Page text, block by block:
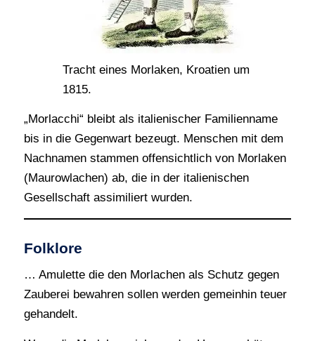
Tracht eines Morlaken, Kroatien um
1815.
„Morlacchi“ bleibt als italienischer Familienname
bis in die Gegenwart bezeugt. Menschen mit dem
Nachnamen stammen offensichtlich von Morlaken
(Maurowlachen) ab, die in der italienischen
Gesellschaft assimiliert wurden.
Folklore
… Amulette die den Morlachen als Schutz gegen
Zauberei bewahren sollen werden gemeinhin teuer
gehandelt.